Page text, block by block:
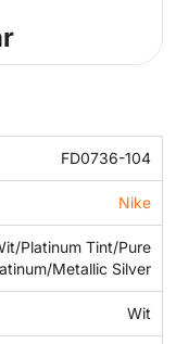
FD0736-104
Nike
Platinum Tint/Pure
Metallic Silver
Wit